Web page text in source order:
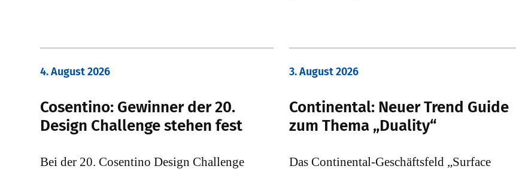
4. August 2026
Cosentino: Gewinner der 20.
Design Challenge stehen fest
Bei der 20. Cosentino Design Challenge
3. August 2026
Continental: Neuer Trend Guide
zum Thema „Duality“
Das Continental-Geschäftsfeld „Surface